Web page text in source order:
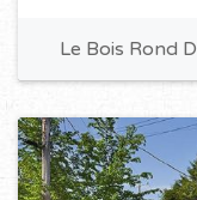
Le Bois Rond